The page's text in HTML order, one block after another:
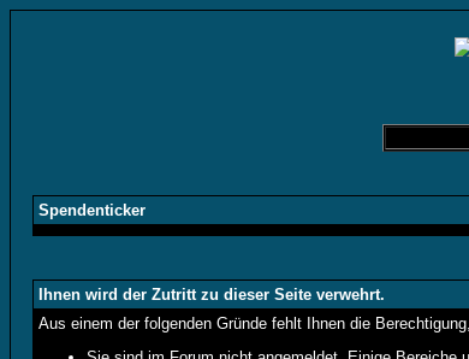
Spendenticker
Ihnen wird der Zutritt zu dieser Seite verwehrt.
Aus einem der folgenden Gründe fehlt Ihnen die